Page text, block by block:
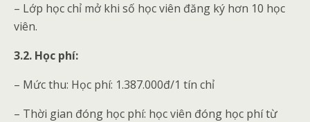
– Lớp học chỉ mở khi số học viên đăng ký hơn 10 học
viên.
3.2. Học phí:
– Mức thu: Học phí: 1.387.000đ/1 tín chỉ
– Thời gian đóng học phí: học viên đóng học phí từ